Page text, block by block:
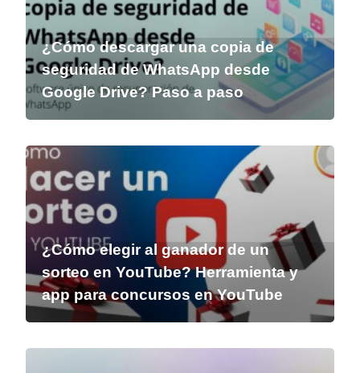
¿Cómo descargar una copia de
seguridad de WhatsApp desde
Google Drive? Paso a paso
¿Cómo elegir al ganador de un
sorteo en YouTube? Herramienta y
app para concursos en YouTube